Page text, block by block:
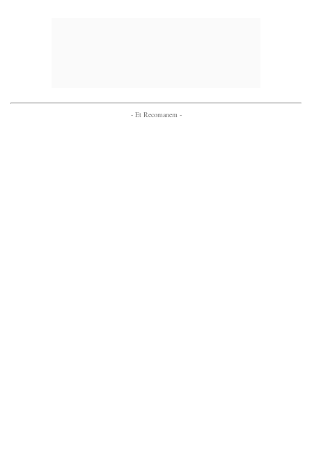
- Et Recomanem -